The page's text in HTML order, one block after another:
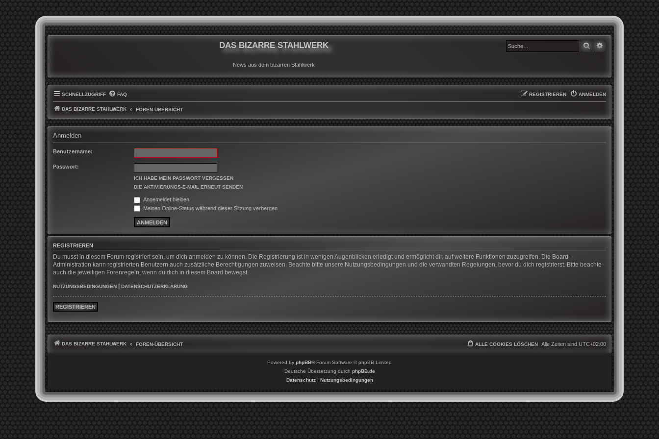
DAS BIZARRE STAHLWERK
News aus dem bizarren Stahlwerk
SUCHE
SCHNELLZUGRIFF FAQ ANMELDEN
REGISTRIEREN
DAS BIZARRE STAHLWERK FOREN-ÜBERSICHT
Anmelden
Benutzername:
Passwort:
ICH HABE MEIN PASSWORT VERGESSEN
DIE AKTIVIERUNGS-E-MAIL ERNEUT SENDEN
Angemeldet bleiben
Meinen Online-Status während dieser Sitzung verbergen
REGISTRIEREN
Du musst in diesem Forum registriert sein, um dich anmelden zu können. Die Registrierung ist in wenigen Augenblicken erledigt und ermöglicht dir, auf weitere Funktionen zuzugreifen. Die Board-
Administration kann registrierten Benutzern auch zusätzliche Berechtigungen zuweisen. Beachte bitte unsere Nutzungsbedingungen und die verwandten Regelungen, bevor du dich registrierst. Bitte beachte
auch die jeweiligen Forenregeln, wenn du dich in diesem Board bewegst.
NUTZUNGSBEDINGUNGEN DATENSCHUTZERKLÄRUNG
REGISTRIEREN
DAS BIZARRE STAHLWERK FOREN-ÜBERSICHT Alle Zeiten sind UTC+02:00
ALLE COOKIES LÖSCHEN
Powered by phpBB® Forum Software © phpBB Limited
Deutsche Übersetzung durch phpBB.de
Datenschutz| Nutzungsbedingungen